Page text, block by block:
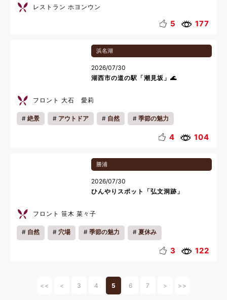
レストラン ホヨンウン
5 177
浜名湖
2026/07/30
湖西市の道の駅「潮見坂」🌊
フロント 大石 愛莉
絶景 アウトドア 自然 季節の魅力
4 104
勝浦
2026/07/30
ひんやりスポット「弘文洞跡」
フロント 笹木 菜々子
自然 穴場 季節の魅力 夏休み
3 122
<< < 3 4 5 6 7 > >>